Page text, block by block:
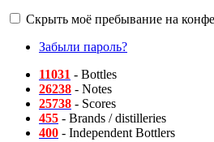
Скрыть моё пребывание на
Забыли пароль?
11031 - Bottles
26238 - Notes
25738 - Scores
455 - Brands / distilleries
400 - Independent Bottlers